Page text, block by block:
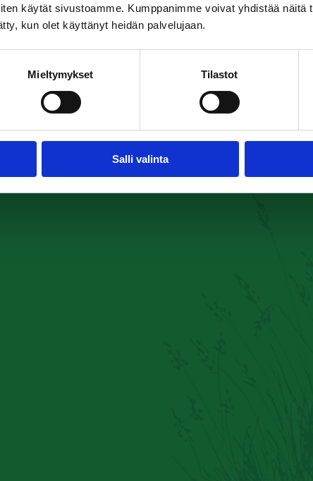
käytät sivustoamme. Kumppanimme voivat yhdistää näitä
kun olet käyttänyt heidän palvelujaan.
Mieltymykset Tilastot
Salli valinta